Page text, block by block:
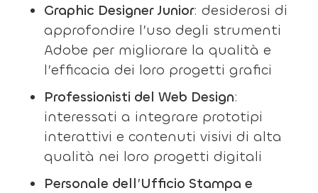
Graphic Designer Junior: desiderosi di
approfondire l’uso degli strumenti
Adobe per migliorare la qualità e
l’efficacia dei loro progetti grafici
Professionisti del Web Design:
interessati a integrare prototipi
interattivi e contenuti visivi di alta
qualità nei loro progetti digitali
Personale dell’Ufficio Stampa e